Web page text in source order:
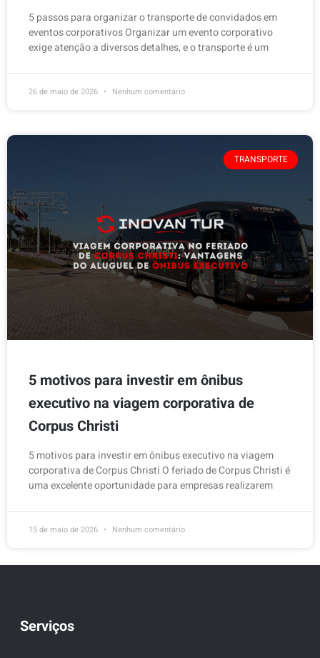
5 passos para organizar o transporte de convidados em
eventos corporativos Organizar um evento corporativo
exige atenção a diversos detalhes, e o transporte é um
26 de maio de 2026 Nenhum comentário
TRANSPORTE
5 motivos para investir em ônibus
executivo na viagem corporativa de
Corpus Christi
5 motivos para investir em ônibus executivo na viagem
corporativa de Corpus Christi O feriado de Corpus Christi é
uma excelente oportunidade para empresas realizarem
15 de maio de 2026 Nenhum comentário
Serviços